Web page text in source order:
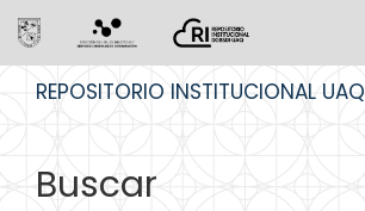
REPOSITORIO INSTITUCIONAL UAQ
Buscar